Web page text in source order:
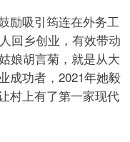
励吸引筠连在外务工
回乡创业，有效带动
娘胡言菊，就是从大
成功者，2021年她毅
村上有了第一家现代